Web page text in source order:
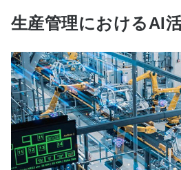
生産管理におけるAI